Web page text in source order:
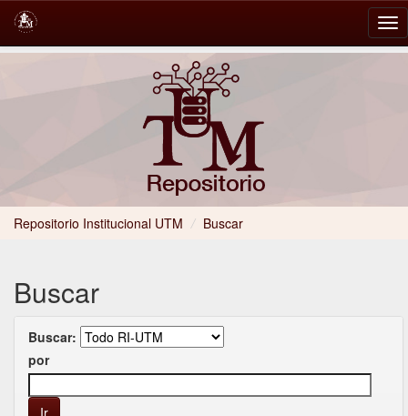
Repositorio Institucional UTM / Buscar
Buscar
Buscar:
por